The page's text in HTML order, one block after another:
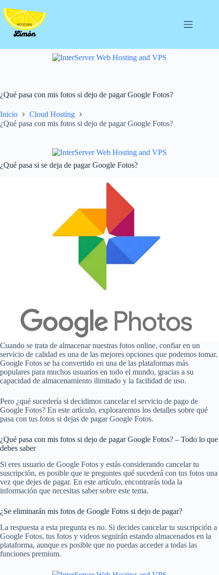
al
contenido
¿Qué pasa con mis fotos si dejo de pagar Google Fotos?
Inicio
Cloud Hosting
¿Qué pasa con mis fotos si dejo de pagar Google Fotos?
¿Qué pasa si se deja de pagar Google Fotos?
Cuando se trata de almacenar nuestras fotos online, confiar en un
servicio de calidad es una de las mejores opciones que podemos tomar.
Google Fotos se ha convertido en una de las plataformas más
populares para muchos usuarios en todo el mundo, gracias a su
capacidad de almacenamiento ilimitado y la facilidad de uso.
Pero ¿qué sucedería si decidimos cancelar el servicio de pago de
Google Fotos? En este artículo, exploraremos los detalles sobre qué
pasa con tus fotos si dejas de pagar Google Fotos.
¿Qué pasa con mis fotos si dejo de pagar Google Fotos? – Todo lo que
debes saber
Si eres usuario de Google Fotos y estás considerando cancelar tu
suscripción, es posible que te preguntes qué sucederá con tus fotos una
vez que dejes de pagar. En este artículo, encontrarás toda la
información que necesitas saber sobre este tema.
¿Se eliminarán mis fotos de Google Fotos si dejo de pagar?
La respuesta a esta pregunta es no. Si decides cancelar tu suscripción a
Google Fotos, tus fotos y videos seguirán estando almacenados en la
plataforma, aunque es posible que no puedas acceder a todas las
funciones premium.